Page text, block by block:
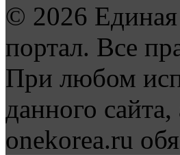
© 2026
портал. Все
При любом
данного
onekorea.ru